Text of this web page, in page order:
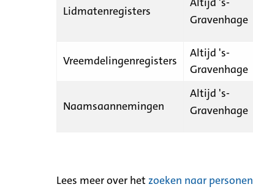
Lidmatenregisters
Gravenhage
Vreemdelingenregisters
Altijd 's-
Gravenhage
Naamsaannemingen
Altijd 's-
Gravenhage
Lees meer over het zoeken naar personen